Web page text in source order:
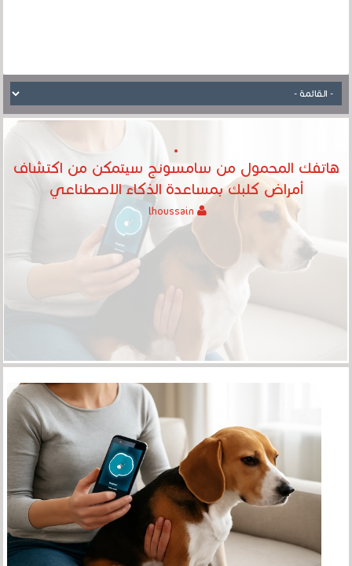
هاتفك المحمول من سامسونج سيتمكن من اكتشاف
أمراض كلبك بمساعدة الذكاء الاصطناعي